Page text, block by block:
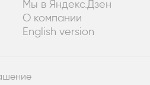
Мы в Яндекс.Дзен
О компании
English version